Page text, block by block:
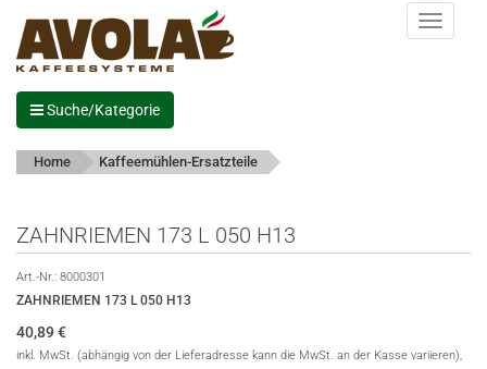
Menu
Suche/Kategorie
Home Kaffeemühlen-Ersatzteile
ZAHNRIEMEN 173 L 050 H13
Art.-Nr.: 8000301
ZAHNRIEMEN 173 L 050 H13
40,89€
inkl. MwSt. (abhängig von der Lieferadresse kann die MwSt. an der Kasse variieren),